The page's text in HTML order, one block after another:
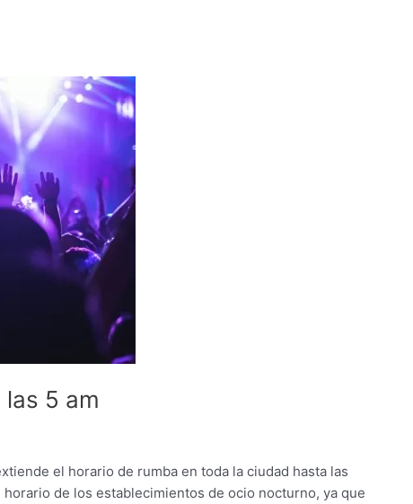
5 am
el horario de rumba en toda la ciudad hasta las
de los establecimientos de ocio nocturno, ya que